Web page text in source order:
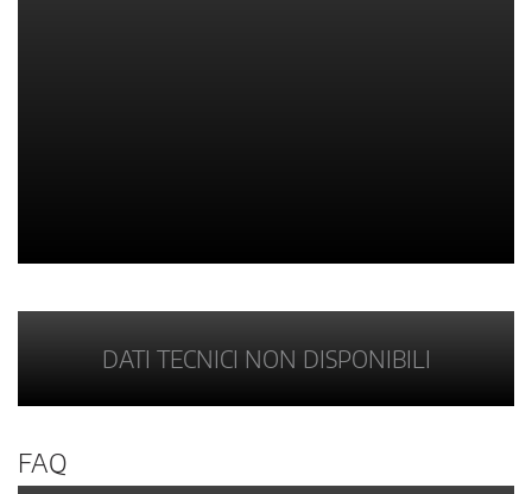
DATI TECNICI NON DISPONIBILI
FAQ